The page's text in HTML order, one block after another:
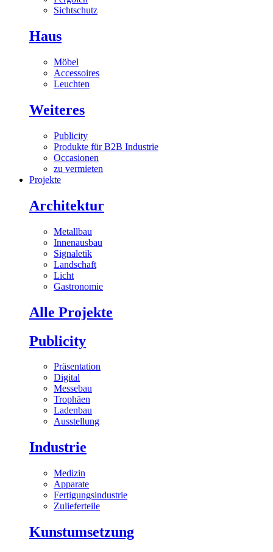
Sichtschutz
Haus
Möbel
Accessoires
Leuchten
Weiteres
Publicity
Produkte für B2B Industrie
Occasionen
zu vermieten
Projekte
Architektur
Metallbau
Innenausbau
Signaletik
Landschaft
Licht
Gastronomie
Alle Projekte
Publicity
Präsentation
Digital
Messebau
Trophäen
Ladenbau
Ausstellung
Industrie
Medizin
Apparate
Fertigungsindustrie
Zulieferteile
Kunstumsetzung